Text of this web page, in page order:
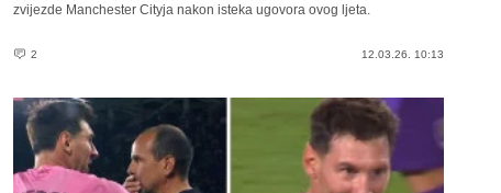
zvijezde Manchester Cityja nakon isteka ugovora ovog ljeta.
2 12.03.26. 10:13